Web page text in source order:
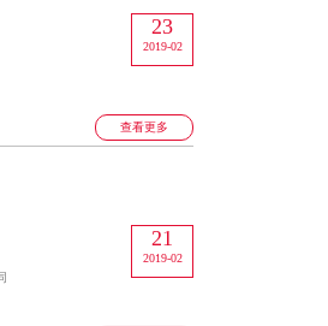
23
2019-02
查看更多
21
2019-02